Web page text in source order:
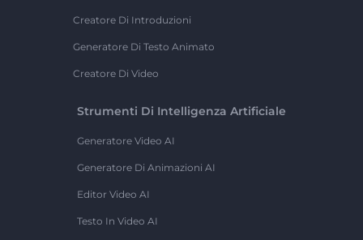
Creatore Di Introduzioni
Generatore Di Testo Animato
Creatore Di Video
Strumenti Di Intelligenza Artificiale
Generatore Video AI
Generatore Di Animazioni AI
Editor Video AI
Testo In Video AI